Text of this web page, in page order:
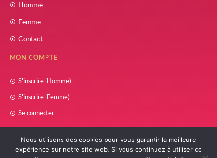
Homme
Femme
Contact
MON COMPTE
S'inscrire (Homme)
S'inscrire (Femme)
Se connecter
© COPYRIGHT 2021 – 2025ZAWAJ SOUNNAH| RÉALISÉ PARW
INSIDE CONCEPT
Nous utilisons des cookies pour vous garantir la meilleure
expérience sur notre site web. Si vous continuez à utiliser ce